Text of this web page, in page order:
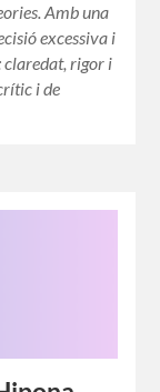
Amb una
excessiva i
claredat, rigor i
i de